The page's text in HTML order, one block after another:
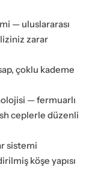
— uluslararası
zarar
çoklu kademe
— fermuarlı
ceplerle düzenli
sistemi
köşe yapısı